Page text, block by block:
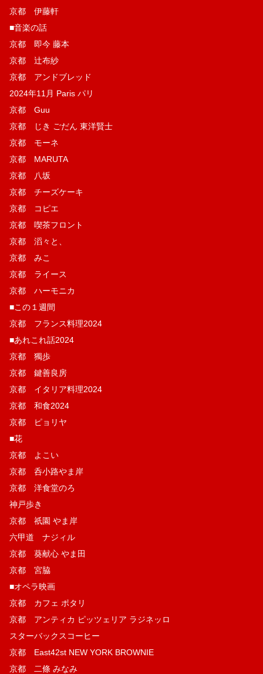
京都 伊藤軒
■音楽の話
京都 即今 藤本
京都 辻布紗
京都 アンドブレッド
2024年11月 Paris パリ
京都 Guu
京都 じき ごだん 東洋賢士
京都 モーネ
京都 MARUTA
京都 八坂
京都 チーズケーキ
京都 コピエ
京都 喫茶フロント
京都 滔々と、
京都 みこ
京都 ライース
京都 ハーモニカ
■この１週間
京都 フランス料理2024
■あれこれ話2024
京都 獨歩
京都 鍵善良房
京都 イタリア料理2024
京都 和食2024
京都 ピョリヤ
■花
京都 よこい
京都 呑小路やま岸
京都 洋食堂のろ
神戸歩き
京都 祇園 やま岸
六甲道 ナジィル
京都 葵献心 やま田
京都 宮脇
■オペラ映画
京都 カフェ ポタリ
京都 アンティカ ピッツェリア ラジネッロ
スターバックスコーヒー
京都 East42st NEW YORK BROWNIE
京都 二條 みなみ